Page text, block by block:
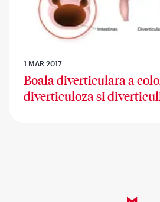
1 MAR 2017
Boala diverticulara a
diverticuloza si